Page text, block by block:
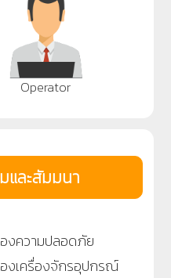
Operator
และสัมมนา
ความปลอดภัย
เครื่องจักรอุปกรณ์